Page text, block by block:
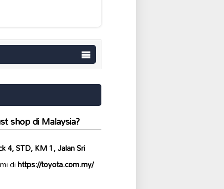
shop di Malaysia?
4, STD, KM 1, Jalan Sri
dihttps://toyota.com.my/